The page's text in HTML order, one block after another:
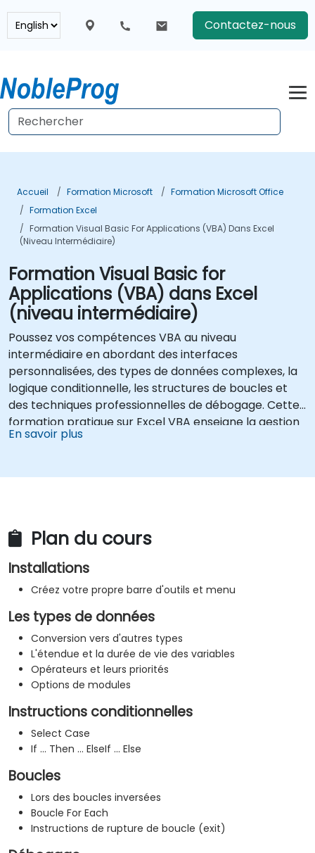
Contactez-nous
Accueil Formation Microsoft
Formation Microsoft Office
Formation Excel
Formation Visual Basic For Applications (VBA) Dans Excel
(niveau Intermédiaire)
Formation Visual Basic for
Applications (VBA) dans Excel
(niveau intermédiaire)
Poussez vos compétences VBA au niveau
intermédiaire en abordant des interfaces
personnalisées, des types de données complexes, la
logique conditionnelle, les structures de boucles et
des techniques professionnelles de débogage. Cette
formation pratique sur Excel VBA enseigne la gestion
robuste des erreurs, l'optimisation des performances,
utilisateurs métier recherchant des capacités de
En savoir plus
Plan du cours
Installations
Créez votre propre barre d'outils et menu
Les types de données
Conversion vers d'autres types
L'étendue et la durée de vie des variables
Opérateurs et leurs priorités
Options de modules
Instructions conditionnelles
Select Case
If ... Then ... ElseIf ... Else
Boucles
Lors des boucles inversées
Boucle For Each
Instructions de rupture de boucle (exit)